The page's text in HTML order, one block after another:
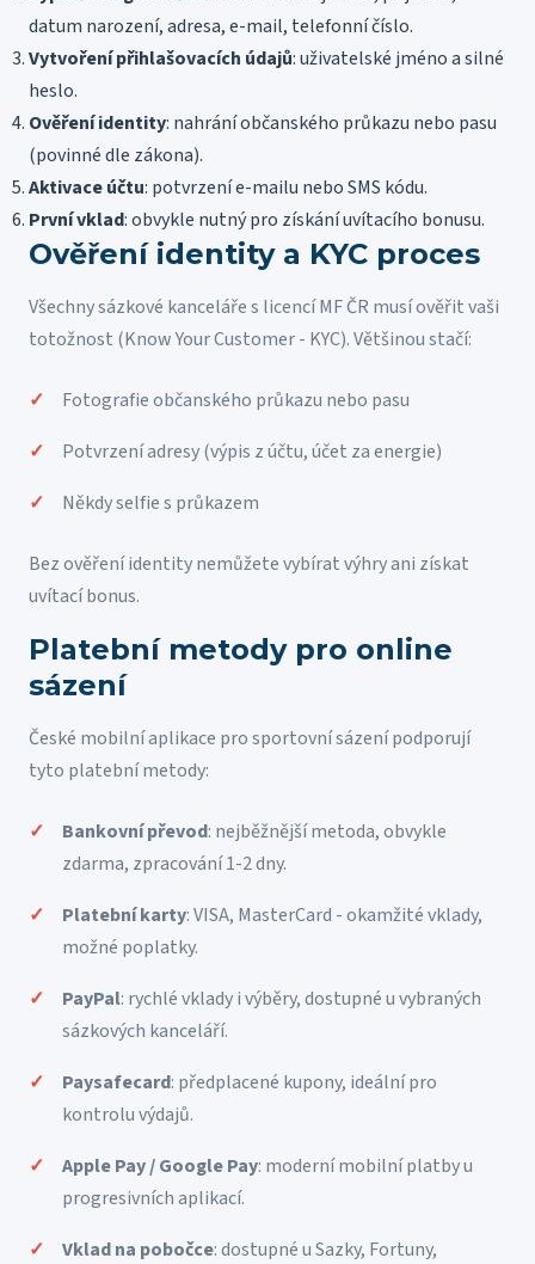
datum narození, adresa, e-mail, telefonní číslo.
Vytvoření přihlašovacích údajů: uživatelské jméno a silné
heslo.
Ověření identity: nahrání občanského průkazu nebo pasu
(povinné dle zákona).
Aktivace účtu: potvrzení e-mailu nebo SMS kódu.
První vklad: obvykle nutný pro získání uvítacího bonusu.
Ověření identity a KYC proces
Všechny sázkové kanceláře s licencí MF ČR musí ověřit vaši
totožnost (Know Your Customer - KYC). Většinou stačí:
Fotografie občanského průkazu nebo pasu
Potvrzení adresy (výpis z účtu, účet za energie)
Někdy selfie s průkazem
Bez ověření identity nemůžete vybírat výhry ani získat
uvítací bonus.
Platební metody pro online
sázení
České mobilní aplikace pro sportovní sázení podporují
tyto platební metody:
Bankovní převod: nejběžnější metoda, obvykle
zdarma, zpracování 1-2 dny.
Platební karty: VISA, MasterCard - okamžité vklady,
možné poplatky.
PayPal: rychlé vklady i výběry, dostupné u vybraných
sázkových kanceláří.
Paysafecard: předplacené kupony, ideální pro
kontrolu výdajů.
Apple Pay / Google Pay: moderní mobilní platby u
progresivních aplikací.
Vklad na pobočce: dostupné u Sazky, Fortuny,